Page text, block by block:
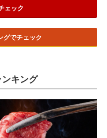
ェック
グでチェック
ンキング